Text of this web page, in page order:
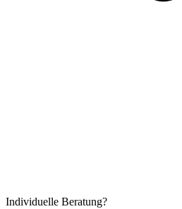
Individuelle Beratung?